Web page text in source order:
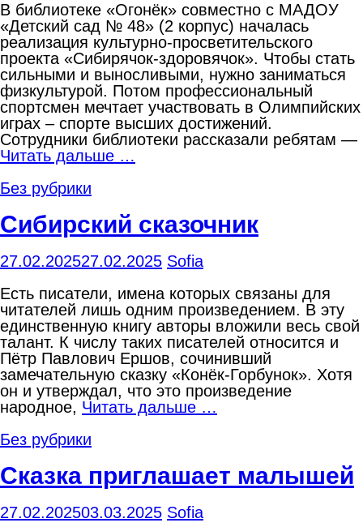
В библиотеке «Огонёк» совместно с МАДОУ
«Детский сад № 48» (2 корпус) началась
реализация культурно-просветительского
проекта «Сибирячок-здоровячок». Чтобы стать
сильными и выносливыми, нужно заниматься
физкультурой. Потом профессиональный
спортсмен мечтает участвовать в Олимпийских
играх – спорте высших достижений.
Сотрудники библиотеки рассказали ребятам —
Читать дальше …
Без рубрики
Сибирский сказочник
27.02.202527.02.2025 Sofia
Есть писатели, имена которых связаны для
читателей лишь одним произведением. В эту
единственную книгу авторы вложили весь свой
талант. К числу таких писателей относится и
Пётр Павлович Ершов, сочинивший
замечательную сказку «Конёк-Горбунок». Хотя
он и утверждал, что это произведение
народное, Читать дальше …
Без рубрики
Сказка приглашает малышей
27.02.202503.03.2025 Sofia